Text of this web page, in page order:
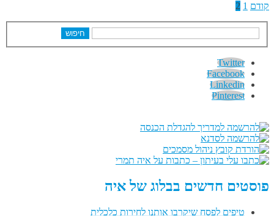
קודם 1
2
חיפוש
Twitter
Facebook
Linkedin
Pinterest
פוסטים חדשים בבלוג של איה
טיפים לפסח שיקרבו אותנו לחירות כלכלית